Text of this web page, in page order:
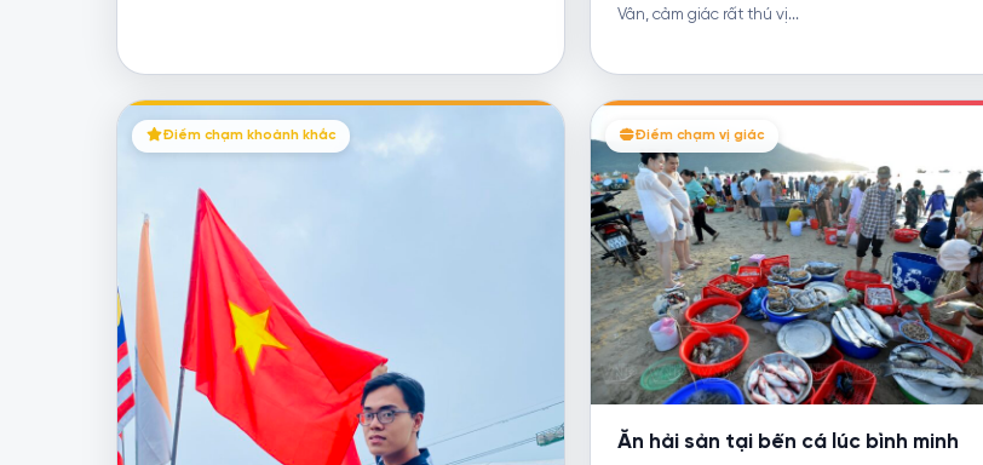
Vân, cảm giác rất thú vị...
Điểm chạm khoảnh khắc Điểm chạm vị giác
Ăn hải sản tại bến cá lúc bình minh